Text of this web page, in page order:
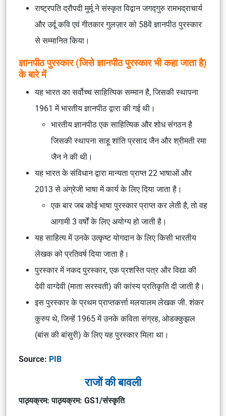
राष्ट्रपति द्रौपदी मुर्मू ने संस्कृत विद्वान जगद्गुरु रामभद्राचार्य
और उर्दू कवि एवं गीतकार गुलज़ार को 58वें ज्ञानपीठ पुरस्कार
से सम्मानित किया।
ज्ञानपीठ पुरस्कार (जिसे ज्ञानपीठ पुरस्कार भी कहा जाता है)
के बारे में
यह भारत का सर्वोच्च साहित्यिक सम्मान है, जिसकी स्थापना
1961 में भारतीय ज्ञानपीठ द्वारा की गई थी।
भारतीय ज्ञानपीठ एक साहित्यिक और शोध संगठन है
जिसकी स्थापना साहू शांति प्रसाद जैन और श्रीमती रमा
जैन ने की थी।
यह भारत के संविधान द्वारा मान्यता प्राप्त 22 भाषाओं और
2013 से अंग्रेजी भाषा में कार्य के लिए दिया जाता है।
एक बार जब कोई भाषा पुरस्कार प्राप्त कर लेती है, तो वह
आगामी 3 वर्षों के लिए अयोग्य हो जाती है।
यह साहित्य में उनके उत्कृष्ट योगदान के लिए किसी भारतीय
लेखक को प्रतिवर्ष दिया जाता है।
पुरस्कार में नकद पुरस्कार, एक प्रशस्ति पत्र और विद्या की
देवी वाग्देवी (माता सरस्वती) की कांस्य प्रतिकृति दी जाती है।
इस पुरस्कार के प्रथम प्राप्तकर्त्ता मलयालम लेखक जी. शंकर
कुरुप थे, जिन्हें 1965 में उनके कविता संग्रह, ओडक्कुझल
(बांस की बांसुरी) के लिए यह पुरस्कार मिला था।
Source: PIB
राजों की बावली
पाठ्यक्रम: पाठ्यक्रम: GS1/संस्कृति